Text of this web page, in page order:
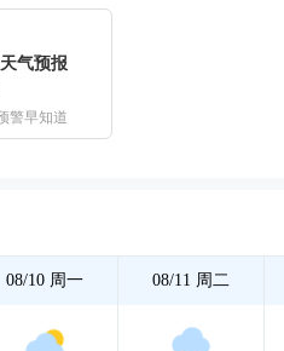
气预报
警早知道
08/10 周一 08/11 周二